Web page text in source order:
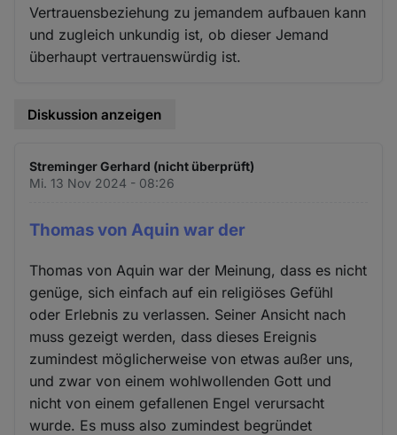
Vertrauensbeziehung zu jemandem aufbauen kann
und zugleich unkundig ist, ob dieser Jemand
überhaupt vertrauenswürdig ist.
Diskussion anzeigen
Streminger Gerhard (nicht überprüft)
Mi. 13 Nov 2024 - 08:26
Thomas von Aquin war der
Thomas von Aquin war der Meinung, dass es nicht
genüge, sich einfach auf ein religiöses Gefühl
oder Erlebnis zu verlassen. Seiner Ansicht nach
muss gezeigt werden, dass dieses Ereignis
zumindest möglicherweise von etwas außer uns,
und zwar von einem wohlwollenden Gott und
nicht von einem gefallenen Engel verursacht
wurde. Es muss also zumindest begründet